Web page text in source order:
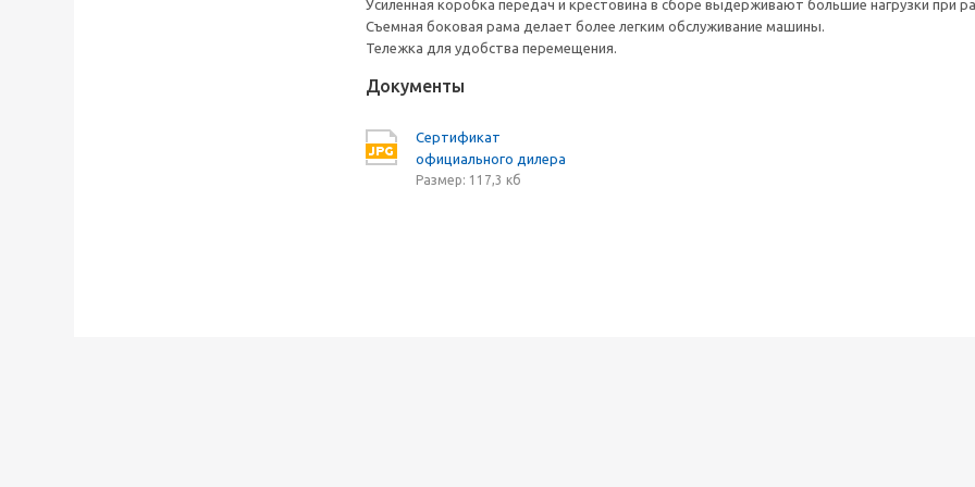
Усиленная коробка передач и крестовина в сборе выдерживают большие нагрузки при
Съемная боковая рама делает более легким обслуживание машины.
Тележка для удобства перемещения.
Документы
Сертификат
официального дилера
Размер: 117,3 кб